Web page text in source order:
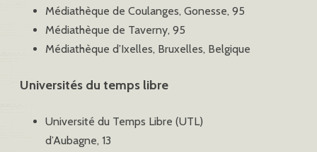
Médiathèque de Coulanges, Gonesse, 95
Médiathèque de Taverny, 95
Médiathèque d’Ixelles, Bruxelles, Belgique
Universités du temps libre
Université du Temps Libre (UTL)
d’Aubagne, 13